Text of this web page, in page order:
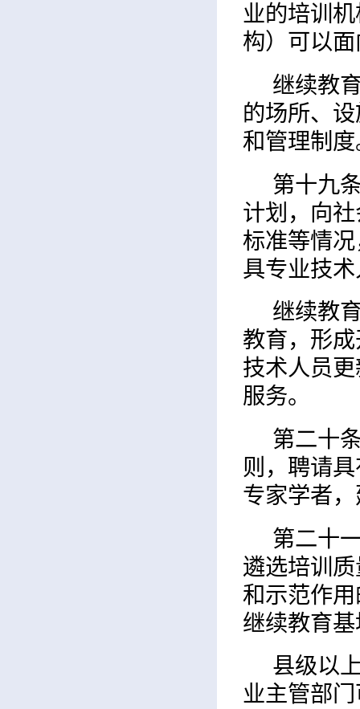
业的培训
构）可以
继续教
的场所、
和管理制度
第十九
计划，向
标准等情
具专业技
继续教
教育，形
技术人员
服务。
第二十
则，聘请
专家学者
第二十
遴选培训
和示范作
继续教育
县级以
业主管部